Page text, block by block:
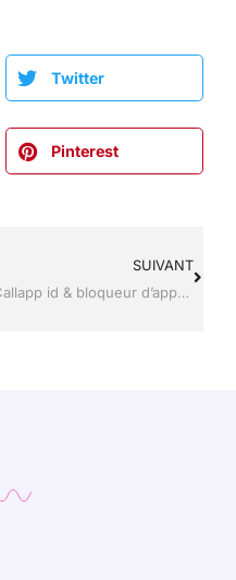
Twitter
Pinterest
SUIVANT
Callapp id & bloqueur d’appel : le meilleur outil contre les spams ?